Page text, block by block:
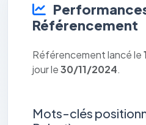
Référencement
Référencement lancé le
jour le30/11/2024.
Mots-clés